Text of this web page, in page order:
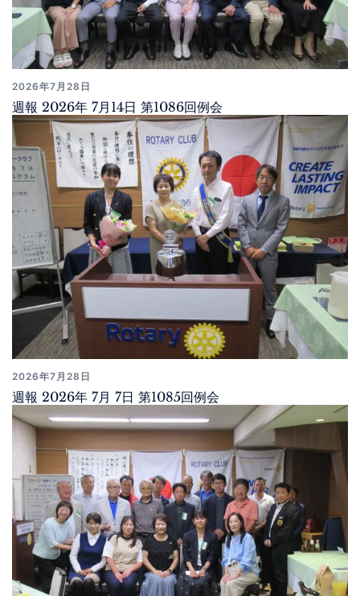
2026年7月28日
週報 2026年 7月14日 第1086回例会
2026年7月28日
週報 2026年 7月 7日 第1085回例会